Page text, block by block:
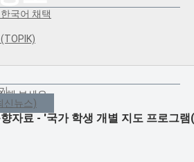
국어 채택
신뉴스)
해 보세요.
자료 - '국가 학생 개별 지도 프로그